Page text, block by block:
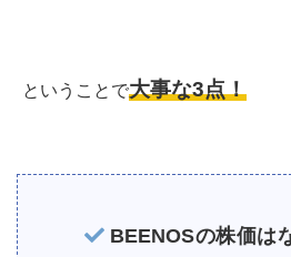
ということで大事な3点！
BEENOSの株価は